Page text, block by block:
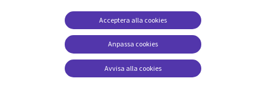
SWEDEN
SWEDEN
dataskydd
Accessibility
Terms of Use
Hantering av cookies
Anpassa cookies
Acceptera alla cookies
Avvisa alla cookies